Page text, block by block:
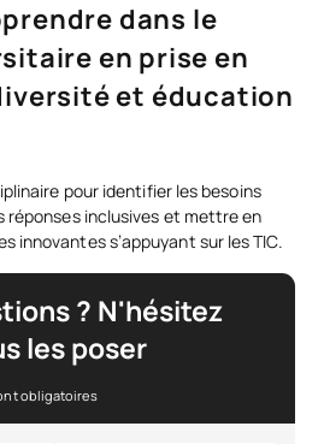
dans le
en prise en
et éducation
pour identifier les besoins
inclusives et mettre en
innovantes s’appuyant sur les TIC.
? N'hésitez
les poser
obligatoires